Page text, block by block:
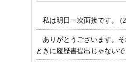
私は明日一次面接です。
ありがとうございます。そ
ときに履歴書提出じゃない